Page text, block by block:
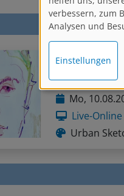
Mo,
Live-Online
Urban
Analysen und